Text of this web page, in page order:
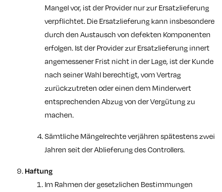
Mangel vor, ist der Provider nur zur Ersatzlieferung
verpflichtet. Die Ersatzlieferung kann insbesondere
durch den Austausch von defekten Komponenten
erfolgen. Ist der Provider zur Ersatzlieferung innert
angemessener Frist nicht in der Lage, ist der Kunde
nach seiner Wahl berechtigt, vom Vertrag
zurückzutreten oder einen dem Minderwert
entsprechenden Abzug von der Vergütung zu
machen.
Sämtliche Mängelrechte verjähren spätestens zwei
Jahren seit der Ablieferung des Controllers.
Haftung
Im Rahmen der gesetzlichen Bestimmungen